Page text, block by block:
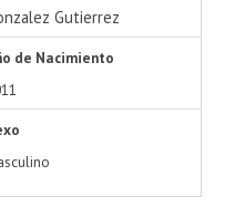
Gutierrez
de Nacimiento